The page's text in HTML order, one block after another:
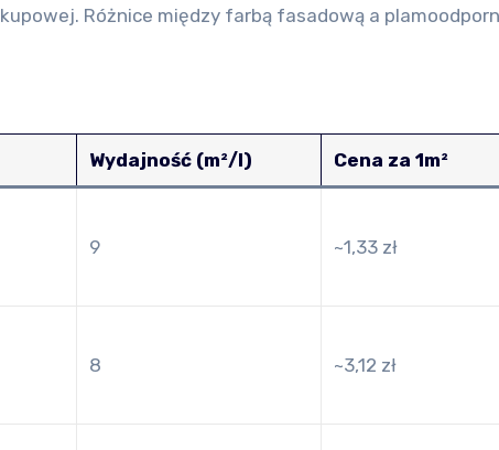
Różnice między farbą fasadową a
Wydajność (m²/l) Cena za 1m²
9 ~1,33 zł
8 ~3,12 zł